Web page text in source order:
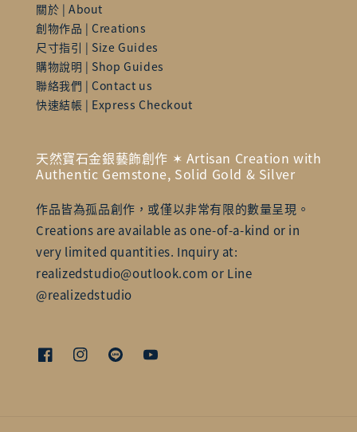
關於 | About
創物作品 | Creations
尺寸指引 | Size Guides
購物說明 | Shop Guides
聯絡我們 | Contact us
快速結帳 | Express Checkout
天然寶石金銀藝飾創作 ✶ Artisan Creation with
Authentic Gemstone, Solid Gold & Silver
作品皆為孤品創作，或僅以非常有限的數量呈現。
Creations are available as one-of-a-kind or in
very limited quantities. Inquiry at:
realizedstudio@outlook.com or Line
@realizedstudio